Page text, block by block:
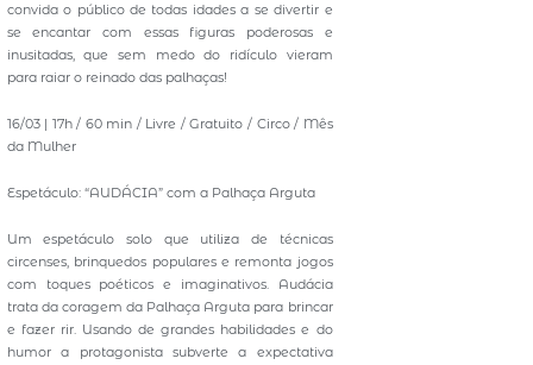
convida o público de todas idades a se divertir e
se encantar com essas figuras poderosas e
inusitadas, que sem medo do ridículo vieram
para raiar o reinado das palhaças!
16/03 | 17h / 60 min / Livre / Gratuito / Circo / Mês
da Mulher
Espetáculo: “AUDÁCIA” com a Palhaça Arguta
Um espetáculo solo que utiliza de técnicas
circenses, brinquedos populares e remonta jogos
com toques poéticos e imaginativos. Audácia
trata da coragem da Palhaça Arguta para brincar
e fazer rir. Usando de grandes habilidades e do
humor a protagonista subverte a expectativa